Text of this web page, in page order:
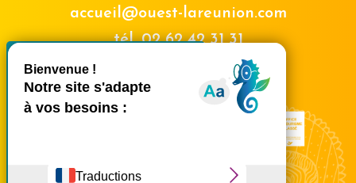
Masquer le
accueil@ouest-lareunion.com
tél.02 62 42 31 31
Nous rencontrer